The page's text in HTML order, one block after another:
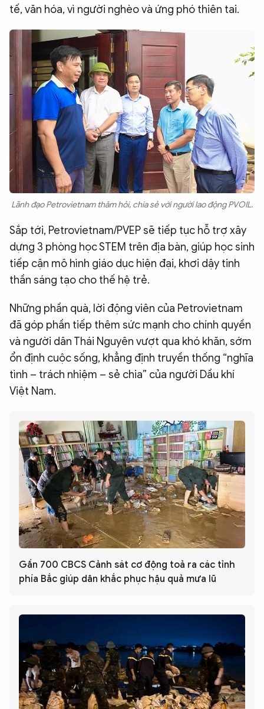
tế, văn hóa, vì người nghèo và ứng phó thiên tai.
Lãnh đạo Petrovietnam thăm hỏi, chia sẻ với người lao động PVOIL.
Sắp tới, Petrovietnam/PVEP sẽ tiếp tục hỗ trợ xây
dựng 3 phòng học STEM trên địa bàn, giúp học sinh
tiếp cận mô hình giáo dục hiện đại, khơi dậy tinh
thần sáng tạo cho thế hệ trẻ.
Những phần quà, lời động viên của Petrovietnam
đã góp phần tiếp thêm sức mạnh cho chính quyền
và người dân Thái Nguyên vượt qua khó khăn, sớm
ổn định cuộc sống, khẳng định truyền thống “nghĩa
tình – trách nhiệm – sẻ chia” của người Dầu khí
Việt Nam.
Gần 700 CBCS Cảnh sát cơ động toả ra các tỉnh
phía Bắc giúp dân khắc phục hậu quả mưa lũ